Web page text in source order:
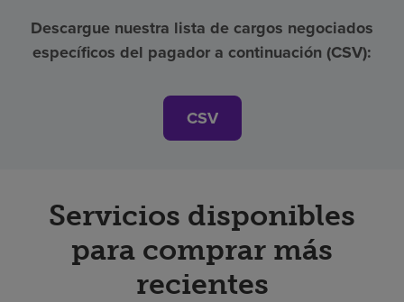
Descargue nuestra lista de cargos negociados
específicos del pagador a continuación (CSV):
CSV
Servicios disponibles
para comprar más
recientes